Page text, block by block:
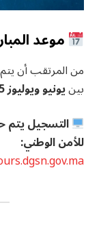
موعد
من المرتقب أن يتم
بينيونيو ويوليوز 2025
التسجيل يتم
للأمن الوطني: